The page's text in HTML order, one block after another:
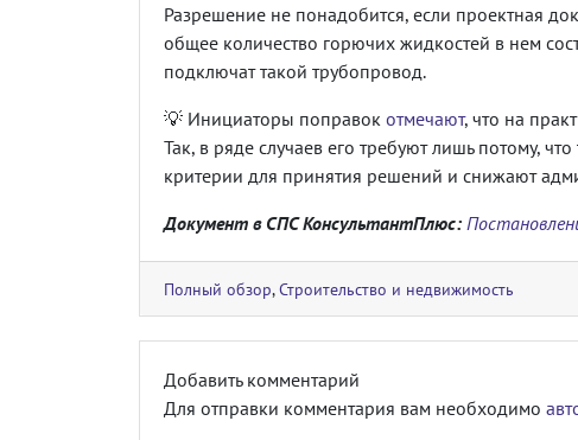
Разрешение не понадобится, если проектная
общее количество горючих жидкостей в нем
подключат такой трубопровод.
💡 Инициаторы поправок отмечают, что на
Так, в ряде случаев его требуют лишь потому,
критерии для принятия решений и снижают
Документ в СПС КонсультантПлюс:
Полный обзор,Строительство и недвижимость
Добавить комментарий
Для отправки комментария вам необходимо